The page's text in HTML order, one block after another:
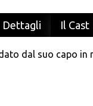
Dettagli Il Cast
dal suo capo in